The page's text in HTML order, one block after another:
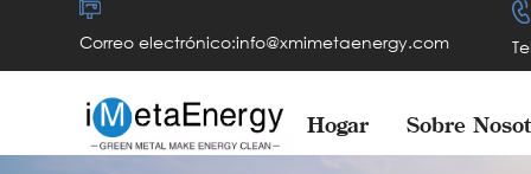
Correo electrónico:info@xmimetaenergy.com
Hogar Sobre